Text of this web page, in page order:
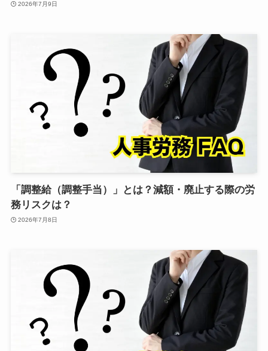
2026年7月9日
「調整給（調整手当）」とは？減額・廃止する際の労
務リスクは？
2026年7月8日